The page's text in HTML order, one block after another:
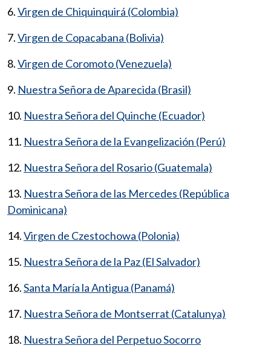
6.Virgen de Chiquinquirá (Colombia)
7.Virgen de Copacabana (Bolivia)
8.Virgen de Coromoto (Venezuela)
9. Nuestra Señora de Aparecida (Brasil)
10. Nuestra Señora del Quinche (Ecuador)
11. Nuestra Señora de la Evangelización (Perú)
12. Nuestra Señora del Rosario (Guatemala)
13. Nuestra Señora de las Mercedes (República
Dominicana)
14.Virgen de Czestochowa (Polonia)
15. Nuestra Señora de la Paz (El Salvador)
16.Santa María la Antigua (Panamá)
17. Nuestra Señora de Montserrat (Catalunya)
18. Nuestra Señora del Perpetuo Socorro